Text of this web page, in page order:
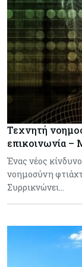
Τεχνητή
επικοινωνία –
Ένας νέος
νοημοσύνη
Συρρικνώνει…